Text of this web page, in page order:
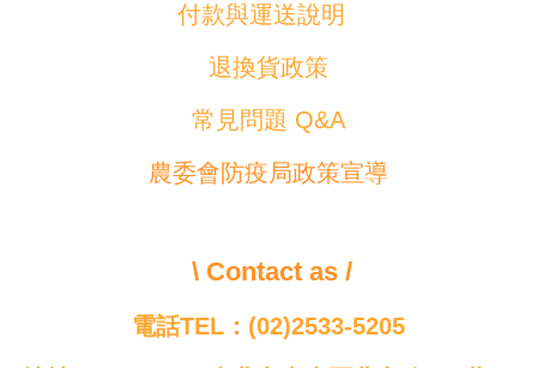
付款與運送說明
退換貨政策
常見問題 Q&A
農委會防疫局政策宣導
\ Contact as /
電話TEL：(02)2533-5205